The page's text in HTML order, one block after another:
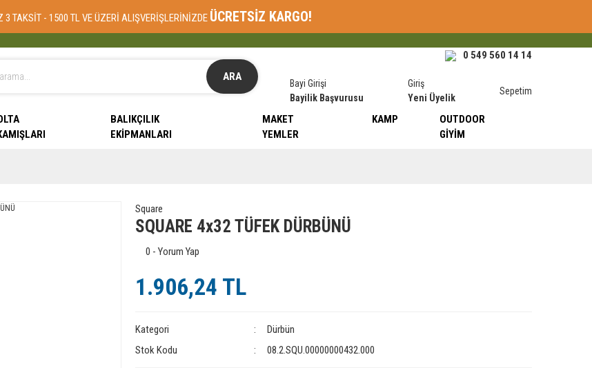
3 TAKSİT - 1500 TL VE ÜZERİ ALIŞVERİŞLERİNİZDE ÜCRETSİZ KARGO!
ARA
0 549 560 14 14
Bayi Girişi
Bayilik Başvurusu
Giriş
Yeni Üyelik
Sepetim
BALIKÇILIK
EKIPMANLARI
MAKET
YEMLER
KAMP
OUTDOOR
GIYIM
Square
SQUARE 4x32 TÜFEK DÜRBÜNÜ
0 - Yorum Yap
1.906,24 TL
Kategori
Dürbün
Stok Kodu
08.2.SQU.00000000432.000